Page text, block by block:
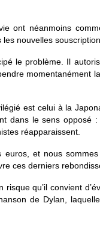
ont néanmoins
nouvelles
le problème. Il
momentanément
est celui à la
dans le sens opposé
réapparaissent.
et nous
ces derniers
qu’il convient
de Dylan,